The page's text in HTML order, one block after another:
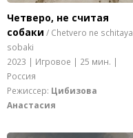
Четверо, не считая
собаки / Chetvero ne schitaya
sobaki
2023 | Игровое | 25 мин. |
Россия
Режиссер: Цибизова
Анастасия